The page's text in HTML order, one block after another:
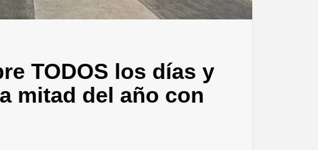
TODOS los días y
mitad del año con